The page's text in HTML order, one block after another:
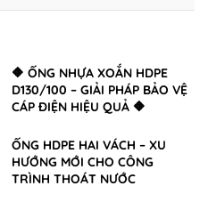
🔶 ỐNG NHỰA XOẮN HDPE
D130/100 – GIẢI PHÁP BẢO VỆ
CÁP ĐIỆN HIỆU QUẢ 🔶
ỐNG HDPE HAI VÁCH – XU
HƯỚNG MỚI CHO CÔNG
TRÌNH THOÁT NƯỚC